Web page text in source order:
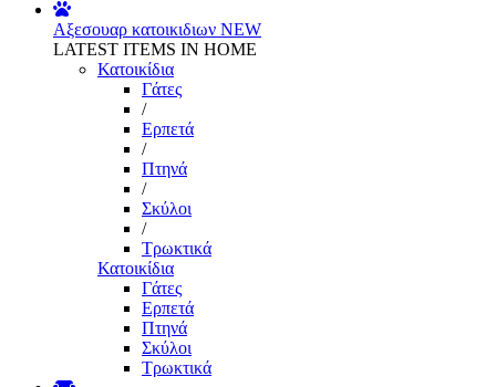
Αξεσουαρ κατοικιδιων NEW
LATEST ITEMS IN HOME
Κατοικίδια
Γάτες
/
Ερπετά
/
Πτηνά
/
Σκύλοι
/
Τρωκτικά
Κατοικίδια
Γάτες
Ερπετά
Πτηνά
Σκύλοι
Τρωκτικά